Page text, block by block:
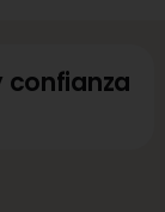
confianza